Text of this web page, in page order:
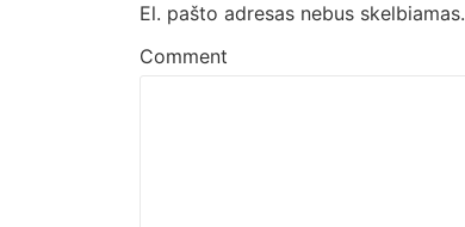
El. pašto adresas nebus skelbiamas.
Comment